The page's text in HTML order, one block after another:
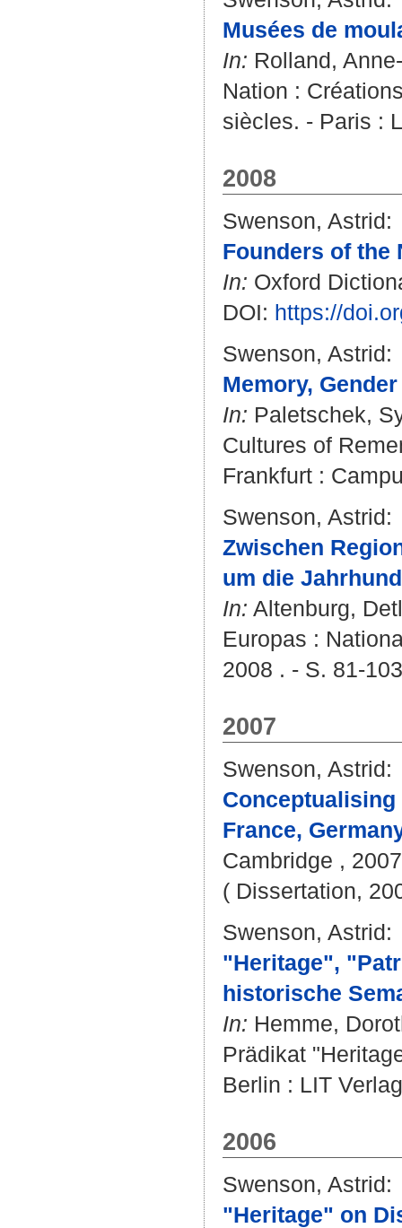
Musées de
In: Rolland,
Nation :
siècles. - Paris :
2008
Swenson, Astrid:
Founders of the
In: Oxford
DOI: https://
Swenson, Astrid:
Memory,
In: Paletschek,
Cultures of
Frankfurt :
Swenson, Astrid:
Zwischen
um die
In: Altenburg,
Europas :
2008 . - S. 81-103
2007
Swenson, Astrid:
France,
Cambridge ,
( Dissertation,
Swenson, Astrid:
"Heritage",
historische
In: Hemme,
Prädikat
Berlin : LIT
2006
Swenson, Astrid:
"Heritage" on